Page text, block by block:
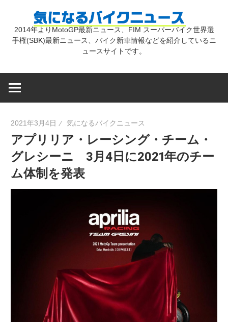
気
バ
イ
2014年よりMotoGP最新ニュース、FIM スーパーバイク世界選
手権(SBK)最新ニュース、バイク新車情報などを紹介しているニ
ュースサイトです。
2021年3月4日 気になるバイクニュース
アプリリア・レーシング・チーム・
グレシーニ 3月4日に2021年のチー
ム体制を発表